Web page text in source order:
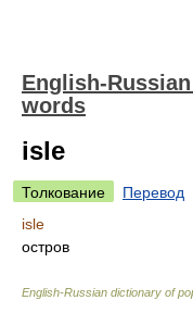
English-
words
isle
Толкование
Перевод
isle
остров
English-Russian dictionary of